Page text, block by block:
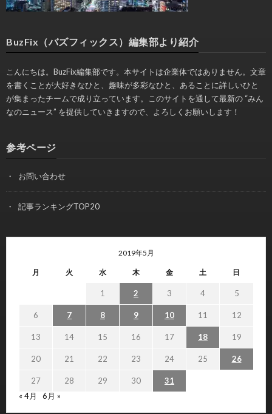
BuzFix（バズフィックス）編集部より紹介
こんにちは。BuzFix編集部です。本サイトは企業体ではありません。文章
を書くことが大好きなひと、趣味が多彩なひと、あることに詳しいひと
が集まったチームで成り立っています。このサイトを通して最新の “みん
なのニュース” を提供していきますので、よろしくお願いします！
参考ページ
お問い合わせ
記事ランキングTOP20
2019年5月
月 火 水 木 金 土 日
1 2 3 4 5
6 7 8 9 10 11 12
13 14 15 16 17 18 19
20 21 22 23 24 25 26
27 28 29 30
31
« 4月
6月 »